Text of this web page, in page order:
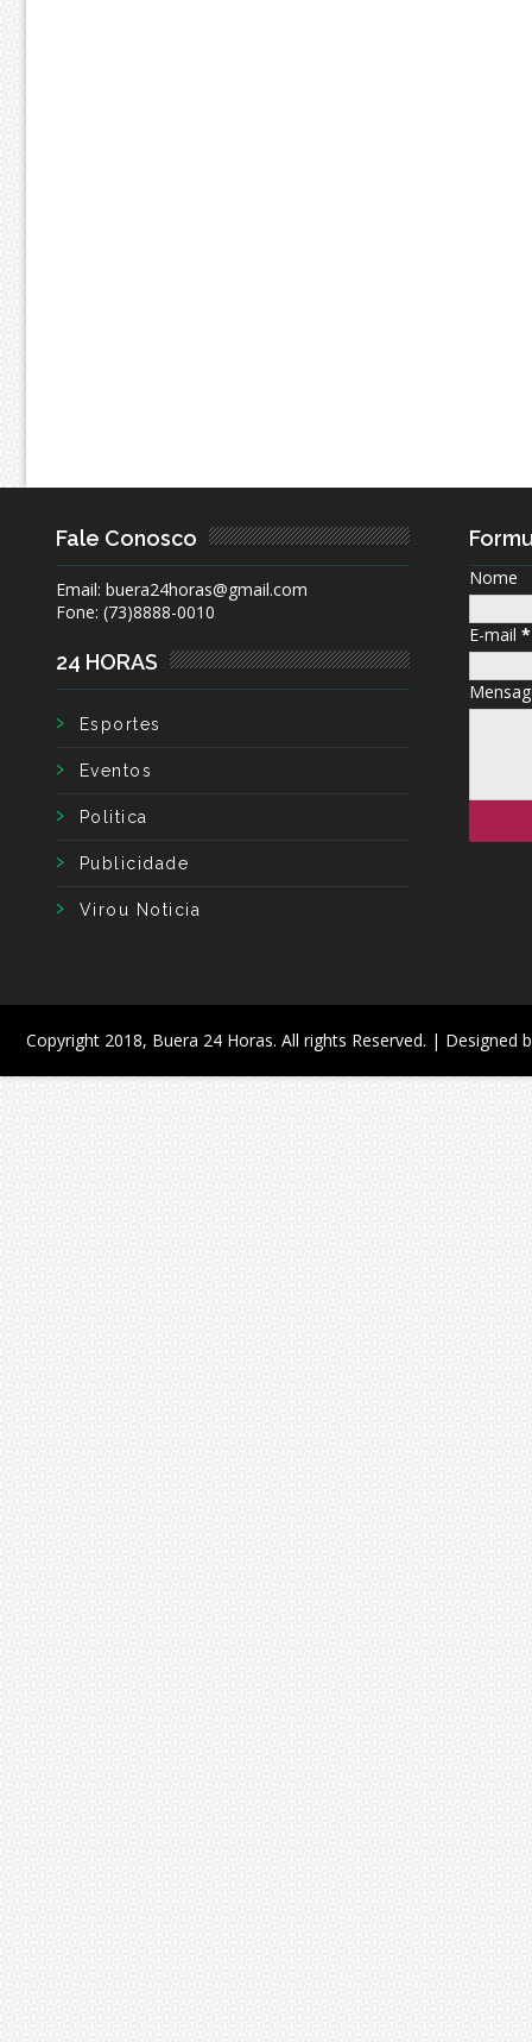
Fale Conosco
Email: buera24horas@gmail.com
Fone: (73)8888-0010
24 HORAS
Esportes
Eventos
Politica
Publicidade
Virou Noticia
Nome
E-mail *
Copyright 2018, Buera 24 Horas. All rights Reserved. | Designed